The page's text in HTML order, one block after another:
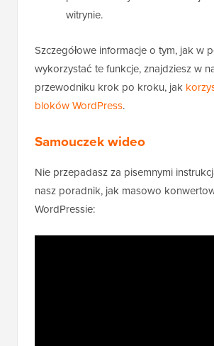
witrynie.
Szczegółowe informacje o tym, jak w
wykorzystać te funkcje, znajdziesz w
przewodniku krok po kroku, jak
bloków WordPress.
Samouczek wideo
Nie przepadasz za pisemnymi
nasz poradnik, jak masowo
WordPressie: